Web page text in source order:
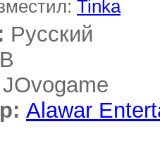
Tinka
Русский
JOvogame
Alawar